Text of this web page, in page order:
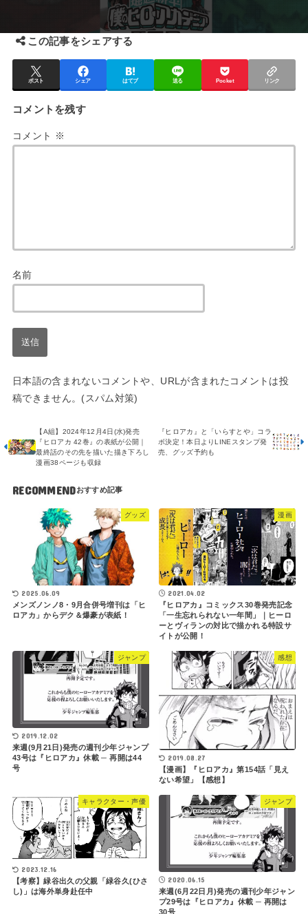
この記事をシェアする
ポスト シェア はてブ 送る Pocket リンク
コメントを残す
コメント ※
名前
日本語の含まれないコメントや、URLが含まれたコメントは投
稿できません。(スパム対策)
『ヒロアカ』と「いらすとや」コラ
ボ決定！本日よりLINEスタンプ発
売、グッズ予約も
【A組】2024年12月4日(水)発売
『ヒロアカ 42巻』の表紙が公開｜
最終話のその先を描いた描き下ろし
漫画38ページも収録
RECOMMEND
グッズ
2025.06.09
メンズノンノ8・9月合併号増刊は「ヒ
ロアカ」からデク＆爆豪が表紙！
漫画
2021.04.02
『ヒロアカ』コミックス30巻発売記念
「一生忘れられない一年間」｜ヒーロ
ーとヴィランの対比で描かれる特設サ
イトが公開！
ジャンプ
2019.12.02
来週(9月21日)発売の週刊少年ジャンプ
43号は『ヒロアカ』休載 ─ 再開は44
号
感想
2019.08.27
【漫画】『ヒロアカ』第154話「見え
ない希望」【感想】
キャラクター・声優
2023.12.16
【考察】緑谷出久の父親「緑谷久(ひさ
し)」は海外単身赴任中
ジャンプ
2020.06.15
来週(6月22日月)発売の週刊少年ジャン
プ29号は『ヒロアカ』休載 ─ 再開は
30号